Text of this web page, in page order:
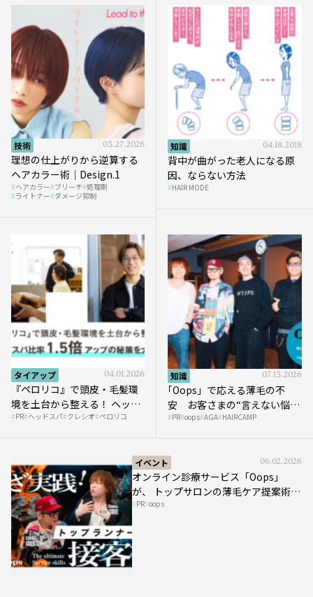
技術 03.27.2026
理想の仕上がりから逆算する
ヘアカラー術｜Design.1
ヘアカラー ブリーチ 処理剤
ライトナー ダメージ抑制
知識 04.18.2018
背中が曲がった老人になる原
因、ならない方法
HAIR MODE
タイアップ 04.01.2026
『ペロリコ』で頭皮・毛髪環
境を土台から整える！ ヘッド
スパ比率1.5倍アップの秘策を
PR ヘッドスパ クレシオ ペロリコ
知識 07.13.2026
｢Oops」で応える薄毛の不
安 お客さまの“言えない悩
み”にどう向き合う？ ＃01
PR oops AGA HAIRCAMP
イベント 06.02.2026
オンライン診療サービス「Oops」
が、 トップサロンの薄毛ケア提案術を
HAIRCAMPで公開！
PR oops